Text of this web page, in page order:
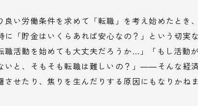
い労働条件を求めて「転職」を考え始めたとき
「貯金はいくらあれば安心なの？」という切実
職活動を始めても大丈夫だろうか…」「もし活動
いと、そもそも転職は難しいの？」――そんな経
せたり、焦りを生んだりする原因にもなりかねま